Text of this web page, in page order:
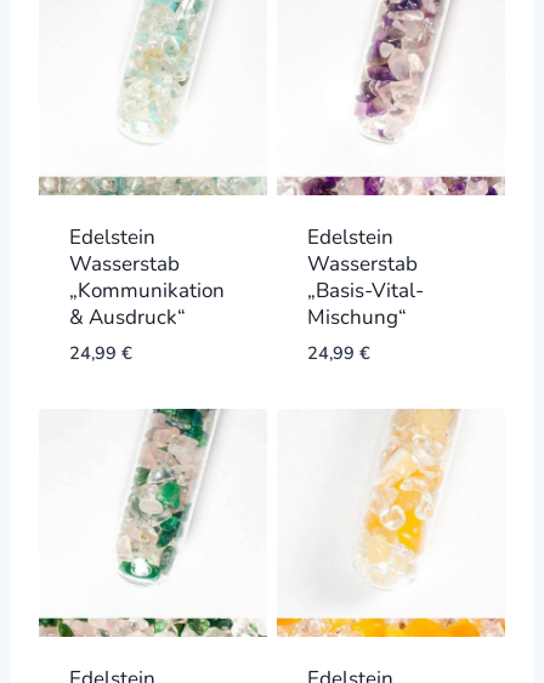
Edelstein
Wasserstab
„Kommunikation
& Ausdruck“
24,99 €
Edelstein
Wasserstab
„Basis-Vital-
Mischung“
24,99 €